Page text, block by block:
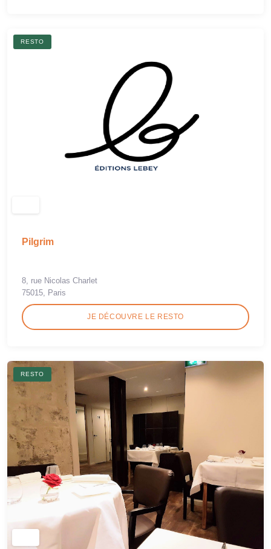
RESTO
Pilgrim
8, rue Nicolas Charlet
75015, Paris
JE DÉCOUVRE LE RESTO
RESTO